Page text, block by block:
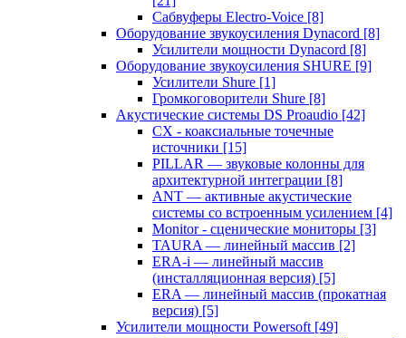
Сабвуферы Electro-Voice [8]
Оборудование звукоусиления Dynacord [8]
Усилители мощности Dynacord [8]
Оборудование звукоусиления SHURE [9]
Усилители Shure [1]
Громкоговорители Shure [8]
Акустические системы DS Proaudio [42]
CX - коаксиальные точечные
источники [15]
PILLAR — звуковые колонны для
архитектурной интеграции [8]
ANT — активные акустические
системы со встроенным усилением [4]
Monitor - сценические мониторы [3]
TAURA — линейный массив [2]
ERA-i — линейный массив
(инсталляционная версия) [5]
ERA — линейный массив (прокатная
версия) [5]
Усилители мощности Powersoft [49]